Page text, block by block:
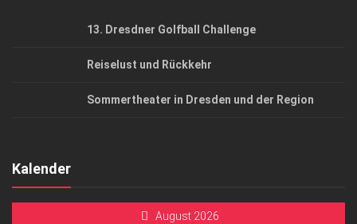
13. Dresdner Golfball Challenge
Reiselust und Rückkehr
Sommertheater in Dresden und der Region
Kalender
August 2026